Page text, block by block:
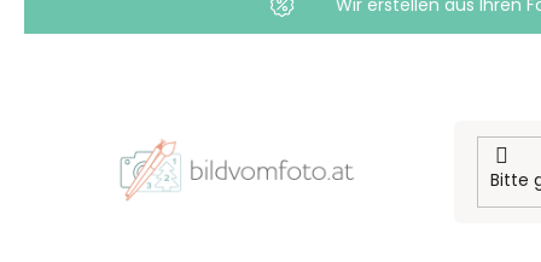
Wir erstellen aus Ihren